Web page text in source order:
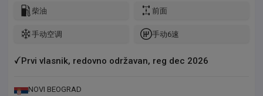
柴油 前面
手动空调 手动6速
Prvi vlasnik, redovno održavan, reg dec 2026
NOVI BEOGRAD